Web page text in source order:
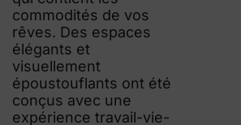
ses habitants, avec sa
certification WELL, son
design d’inspiration
candinave, sa verdure
omniprésente et sa
proximité avec tout ce
qui compose et enrichit